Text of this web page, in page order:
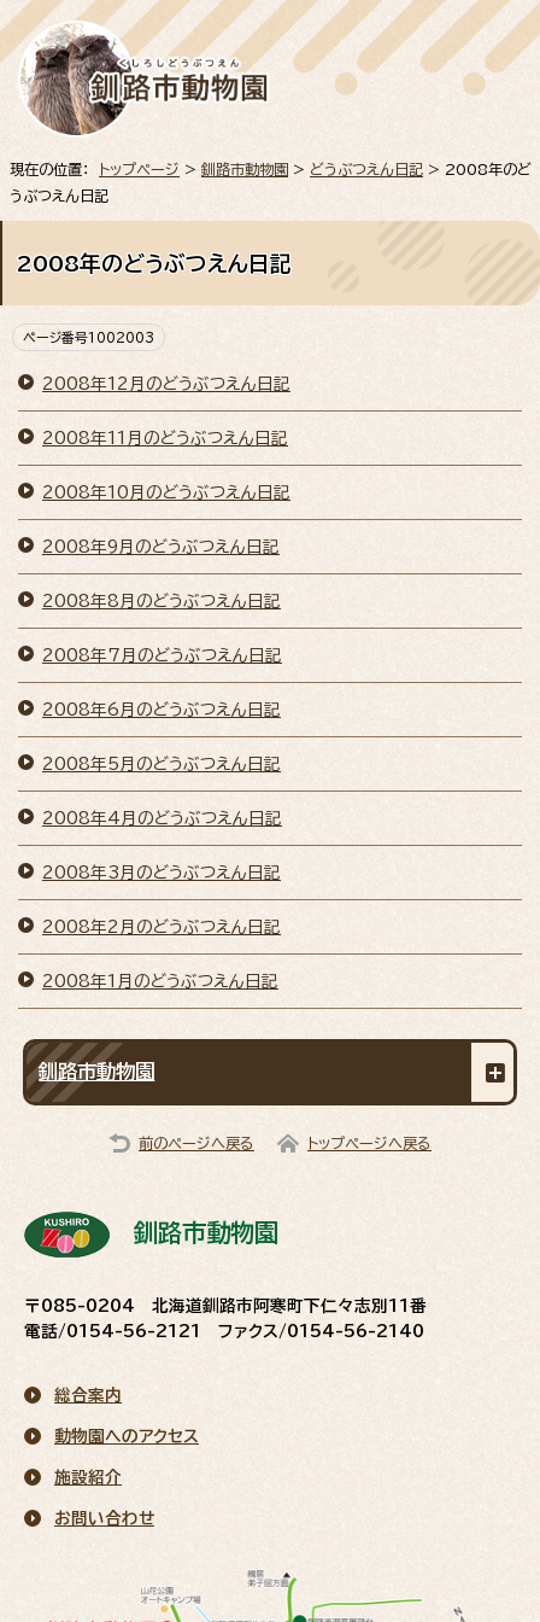
現在の位置： トップページ > 釧路市動物園 > どうぶつえん日記 > 2008年のど
うぶつえん日記
2008年のどうぶつえん日記
ページ番号1002003
2008年12月のどうぶつえん日記
2008年11月のどうぶつえん日記
2008年10月のどうぶつえん日記
2008年9月のどうぶつえん日記
2008年8月のどうぶつえん日記
2008年7月のどうぶつえん日記
2008年6月のどうぶつえん日記
2008年5月のどうぶつえん日記
2008年4月のどうぶつえん日記
2008年3月のどうぶつえん日記
2008年2月のどうぶつえん日記
2008年1月のどうぶつえん日記
釧路市動物園
前のページへ戻る トップページへ戻る
釧路市動物園
〒085-0204 北海道釧路市阿寒町下仁々志別11番
電話/0154-56-2121 ファクス/0154-56-2140
総合案内
動物園へのアクセス
施設紹介
お問い合わせ